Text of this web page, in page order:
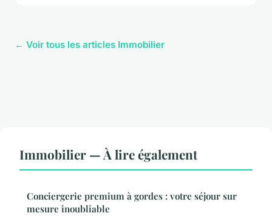
← Voir tous les articles Immobilier
Immobilier — À lire également
Conciergerie premium à gordes : votre séjour sur
mesure inoubliable